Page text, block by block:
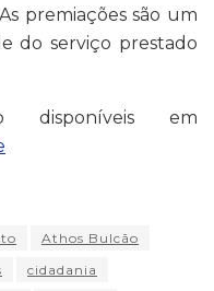
premiações são um
do serviço prestado
disponíveis em
Athos Bulcão
cidadania